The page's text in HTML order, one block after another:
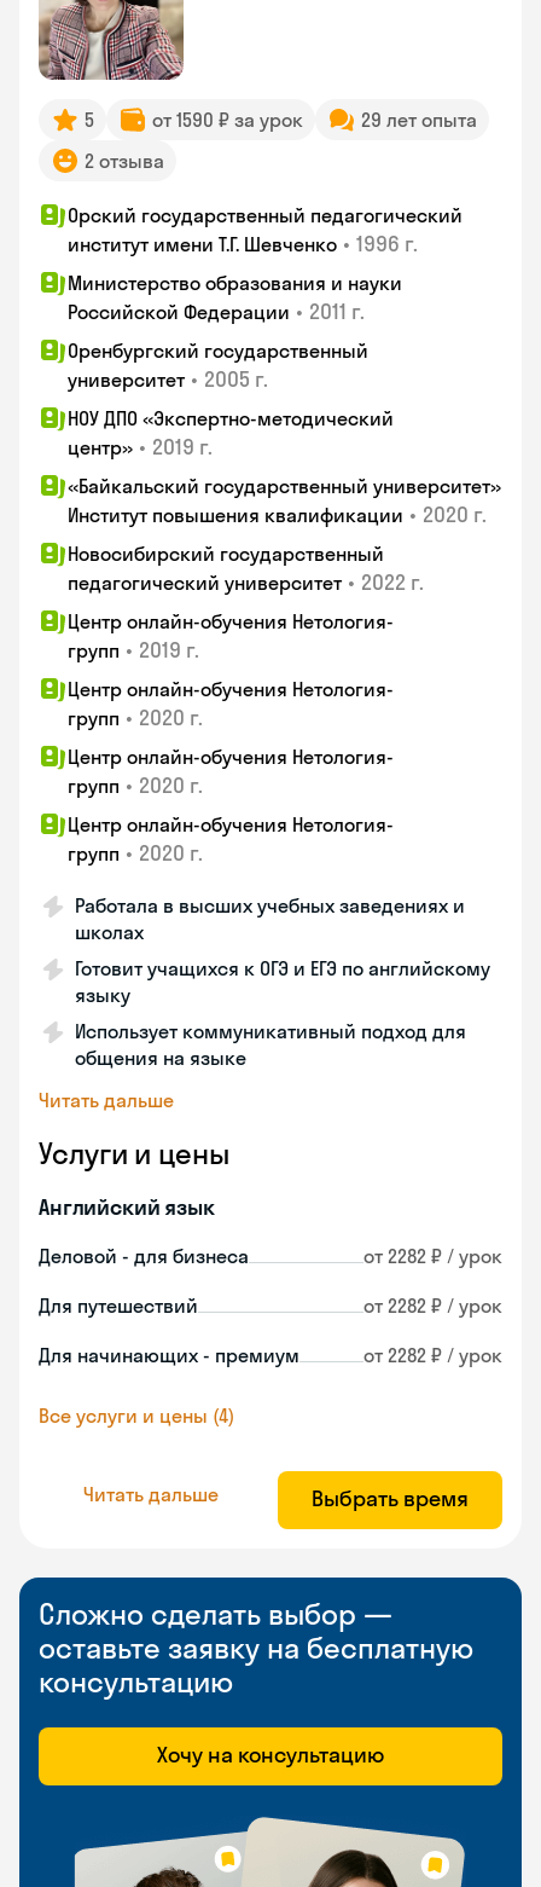
5 от 1590 ₽ за урок
29 лет опыта
2 отзыва
Орский государственный педагогический
институт имени Т.Г. Шевченко • 1996 г.
Министерство образования и науки
Российской Федерации • 2011 г.
Оренбургский государственный
университет • 2005 г.
НОУ ДПО «Экспертно-методический
центр» • 2019 г.
«Байкальский государственный университет»
Институт повышения квалификации • 2020 г.
Новосибирский государственный
педагогический университет • 2022 г.
Центр онлайн-обучения Нетология-
групп • 2019 г.
Центр онлайн-обучения Нетология-
групп • 2020 г.
Центр онлайн-обучения Нетология-
групп • 2020 г.
Центр онлайн-обучения Нетология-
групп • 2020 г.
Работала в высших учебных заведениях и
школах
Готовит учащихся к ОГЭ и ЕГЭ по английскому
языку
Использует коммуникативный подход для
общения на языке
Читать дальше
Услуги и цены
Английский язык
Деловой - для бизнеса от 2282 ₽ / урок
Для путешествий от 2282 ₽ / урок
Для начинающих - премиум от 2282 ₽ / урок
Все услуги и цены (4)
Читать дальше Выбрать время
Сложно сделать выбор —
оставьте заявку на бесплатную
консультацию
Хочу на консультацию